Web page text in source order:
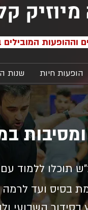
מיוזיק
וההופעות
הופעות חיות שנות ה 80
תוכלו ללמוד
בסיס ועד לרמה